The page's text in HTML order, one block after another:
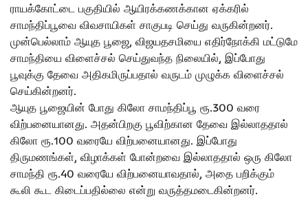
ராயக்கோட்டை பகுதியில் ஆயிரக்கணக்கான ஏக்கரில்
சாமந்திப்பூவை விவசாயிகள் சாகுபடி செய்து வருகின்றனர்.
முன்பெல்லாம் ஆயுத பூஜை, விஜயதசமியை எதிர்நோக்கி மட்டுமே
சாமந்தியை விளைச்சல் செய்துவந்த நிலையில், இப்போது
பூவுக்கு தேவை அதிகமிருப்பதால் வருடம் முழுக்க விளைச்சல்
செய்கின்றனர்.
ஆயுத பூஜையின் போது கிலோ சாமந்திப்பூ ரூ.300 வரை
விற்பனையானது. அதன்பிறகு பூவிற்கான தேவை இல்லாததால்
கிலோ ரூ.100 வரையே விற்பனையானது. இப்போது
திருமணங்கள், விழாக்கள் போன்றவை இல்லாததால் ஒரு கிலோ
சாமந்தி ரூ.40 வரையே விற்பனையாவதால், அதை பறிக்கும்
கூலி கூட கிடைப்பதில்லை என்று வருத்தமடைகின்றனர்.